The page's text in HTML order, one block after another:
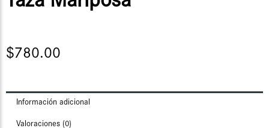
$780.00
Información adicional
Valoraciones (0)